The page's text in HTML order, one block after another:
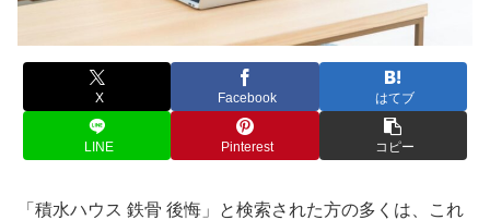
X Facebook はてブ
LINE Pinterest コピー
「積水ハウス 鉄骨 後悔」と検索された方の多くは、これ